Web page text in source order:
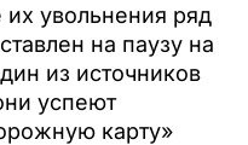
увольнения ряд
на паузу на
из источников
успеют
карту»